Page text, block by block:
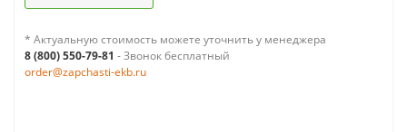
* Актуальную стоимость можете уточнить у менеджера
8 (800) 550-79-81 - Звонок бесплатный
order@zapchasti-ekb.ru